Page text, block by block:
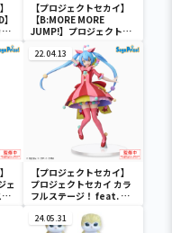
【プロジェクトセカイ】
【B:MORE MORE
JUMP!】プロジェクトセ
カイ カラフルステージ！
feat. 初音ミク [PM]クッ
ションVol.1
ェ
22.04.13
【プロジェクトセカイ】
プロジェクトセカイ カラ
フルステージ！ feat. 初
ア“ワンダーランドのセカ
24.05.31